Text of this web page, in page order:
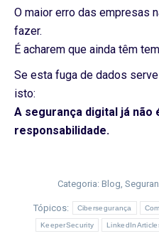
O maior erro das empresas
fazer.
É acharem que ainda têm
Se esta fuga de dados
isto:
A segurança digital já não
responsabilidade.
Categoria: Blog
Tópicos: Cibersegurança
KeeperSecurity